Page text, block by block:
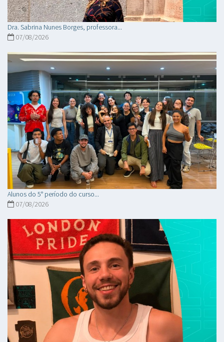
Dra. Sabrina Nunes Borges, professora...
07/08/2026
Alunos do 5° período do curso...
07/08/2026